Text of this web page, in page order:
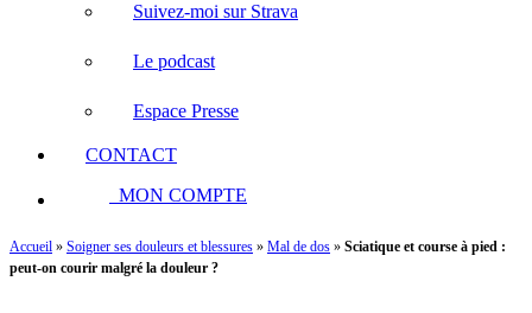
Suivez-moi sur Strava
Le podcast
Espace Presse
CONTACT
MON COMPTE
Accueil » Soigner ses douleurs et blessures » Mal de dos » Sciatique et course à pied :
peut-on courir malgré la douleur ?